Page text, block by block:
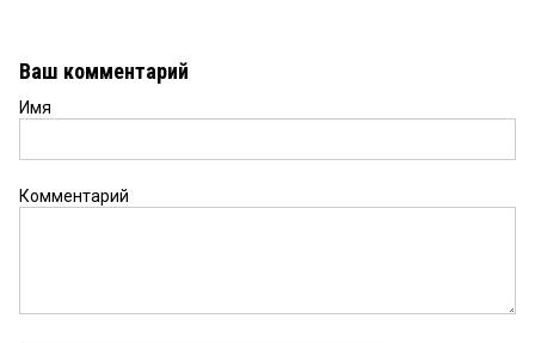
Ваш комментарий
Имя
Комментарий